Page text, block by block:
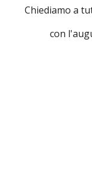
Chiediamo a
con